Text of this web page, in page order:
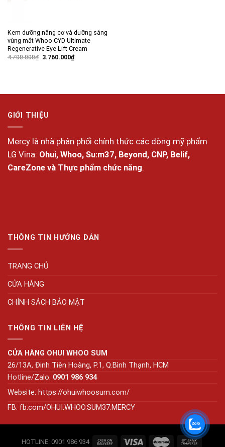
Kem dưỡng nâng cơ và dưỡng sáng
vùng mắt Whoo CYD Ultimate
Regenerative Eye Lift Cream
4.700.000₫ Giá
3.760.000₫Giá
hiện
GIỚI THIỆU
Mercy là nhà phân phối chính thức các dòng mỹ phẩm
LG Vina: Ohui, Whoo, Su:m37, Beyond, CNP, Belif,
CareZone và Thực phẩm chức năng.
THÔNG TIN HƯỚNG DẪN
TRANG CHỦ
CỬA HÀNG
CHÍNH SÁCH BẢO MẬT
THÔNG TIN LIÊN HỆ
CỬA HÀNG OHUI WHOO SUM
26/13A, Đinh Tiên Hoàng, P.1, Q.Bình Thạnh, HCM
Hotline/Zalo: 0901 986 934
Website: https://ohuiwhoosum.com/
FB: fb.com/OHUI.WHOO.SUM37.MERCY
HOTLINE: 0901 986 934